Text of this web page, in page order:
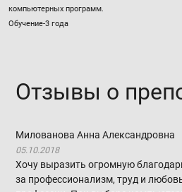
компьютерных программ.
Обучение-3 года
Отзывы о
Милованова Анна Александровна
05.10.2018
Хочу выразить огромную
за профессионализм, труд и